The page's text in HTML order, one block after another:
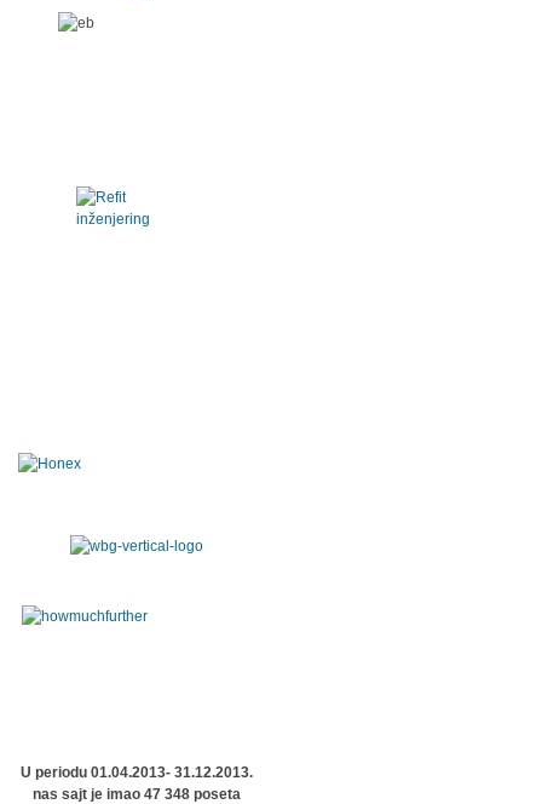
U periodu 01.04.2013- 31.12.2013.
nas sajt je imao 47 348 poseta